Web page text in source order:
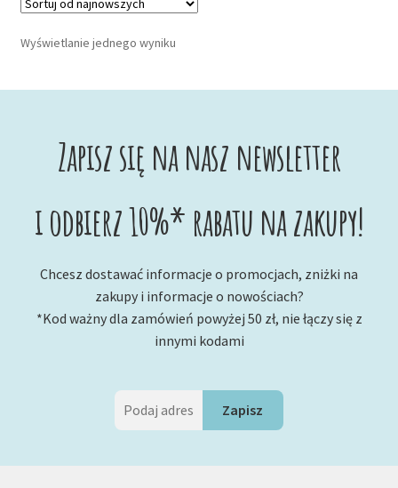
Wyświetlanie jednego wyniku
Zapisz się na nasz newsletter
i odbierz 10%* rabatu na zakupy!
Chcesz dostawać informacje o promocjach, zniżki na
zakupy i informacje o nowościach?
*Kod ważny dla zamówień powyżej 50 zł, nie łączy się z
innymi kodami